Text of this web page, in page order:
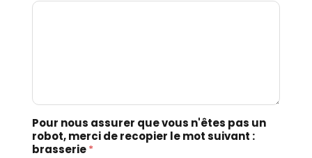
Pour nous assurer que vous n'êtes pas un
robot, merci de recopier le mot suivant :
brasserie*